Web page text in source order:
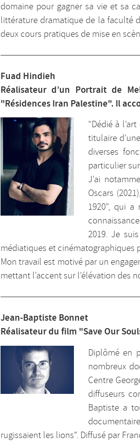
domaine pour gagner sa vie et sa
littérature dramatique de la faculté
deux cours pratiques de mise en
Fuad Hindieh
Réalisateur d’un Portrait de
"Résidences Iran Palestine". Il
"Dédié à
titulaire
diverses
particulier
J’ai
Oscars
1920", qui a
2019. Je
médiatiques et cinématographiques
Mon travail est motivé par un
mettant l’accent sur l’élévation des
Jean-Baptiste Bonnet
Réalisateur du film "Save Our
Diplômé en
nombreux
Centre
diffuseurs
Baptiste a
rugissaient les lions". Diffusé par